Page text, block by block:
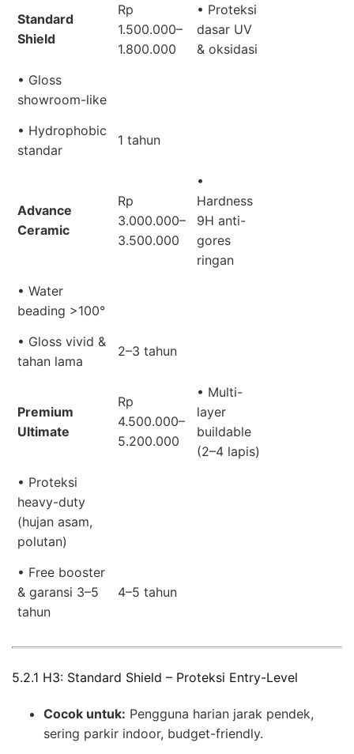
Standard
Shield
Rp
1.500.000–
1.800.000
• Proteksi
dasar UV
& oksidasi
• Gloss
showroom-like
• Hydrophobic
standar
1 tahun
Advance
Ceramic
Rp
3.000.000–
3.500.000
•
Hardness
9H anti-
gores
ringan
• Water
beading >100°
• Gloss vivid &
tahan lama
2–3 tahun
Premium
Ultimate
Rp
4.500.000–
5.200.000
• Multi-
layer
buildable
(2–4 lapis)
• Proteksi
heavy-duty
(hujan asam,
polutan)
• Free booster
& garansi 3–5
tahun
4–5 tahun
5.2.1 H3: Standard Shield – Proteksi Entry-Level
Cocok untuk: Pengguna harian jarak pendek,
sering parkir indoor, budget-friendly.